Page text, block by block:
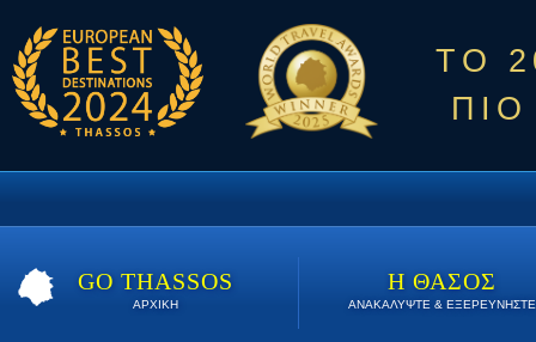
ΤΟ
GO THASSOS
ΑΡΧΙΚΗ
Η ΘΑΣΟΣ
ΑΝΑΚΑΛΥΨΤΕ & ΕΞΕΡΕΥΝΗΣΤΕ